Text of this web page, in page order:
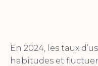
En 2024, les taux
habitudes et